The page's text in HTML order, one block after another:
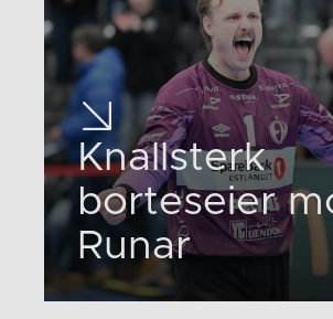
Knallsterk
borteseier
Runar